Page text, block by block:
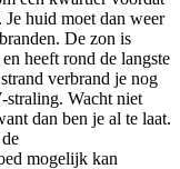
huid moet dan weer
De zon is
heeft rond de langste
verbrand je nog
straling. Wacht niet
dan ben je al te laat.
mogelijk kan